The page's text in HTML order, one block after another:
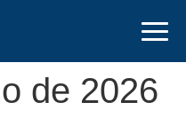
de 2026